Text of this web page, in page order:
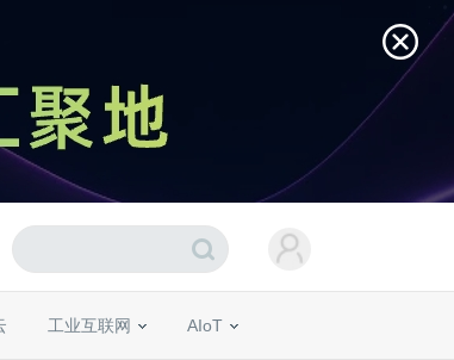
工业互联网 AIoT